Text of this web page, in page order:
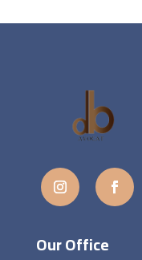
Our Office